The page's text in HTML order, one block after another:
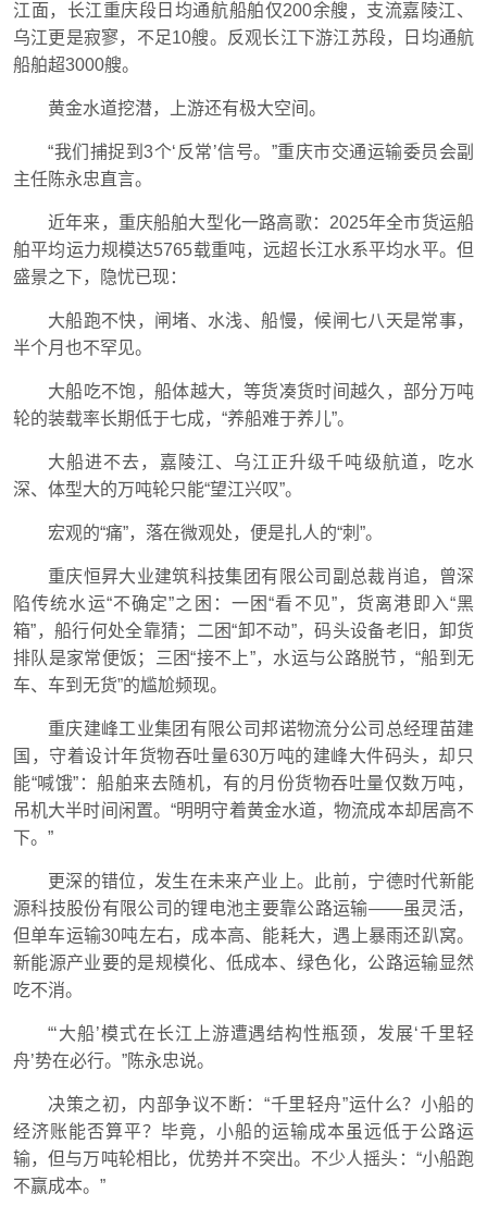
江面，长江重庆段日均通航船舶仅200余艘，支流嘉陵江、
乌江更是寂寥，不足10艘。反观长江下游江苏段，日均通航
船舶超3000艘。
黄金水道挖潜，上游还有极大空间。
“我们捕捉到3个‘反常’信号。”重庆市交通运输委员会副
主任陈永忠直言。
近年来，重庆船舶大型化一路高歌：2025年全市货运船
舶平均运力规模达5765载重吨，远超长江水系平均水平。但
盛景之下，隐忧已现：
大船跑不快，闸堵、水浅、船慢，候闸七八天是常事，
半个月也不罕见。
大船吃不饱，船体越大，等货凑货时间越久，部分万吨
轮的装载率长期低于七成，“养船难于养儿”。
大船进不去，嘉陵江、乌江正升级千吨级航道，吃水
深、体型大的万吨轮只能“望江兴叹”。
宏观的“痛”，落在微观处，便是扎人的“刺”。
重庆恒昇大业建筑科技集团有限公司副总裁肖追，曾深
陷传统水运“不确定”之困：一困“看不见”，货离港即入“黑
箱”，船行何处全靠猜；二困“卸不动”，码头设备老旧，卸货
排队是家常便饭；三困“接不上”，水运与公路脱节，“船到无
车、车到无货”的尴尬频现。
重庆建峰工业集团有限公司邦诺物流分公司总经理苗建
国，守着设计年货物吞吐量630万吨的建峰大件码头，却只
能“喊饿”：船舶来去随机，有的月份货物吞吐量仅数万吨，
吊机大半时间闲置。“明明守着黄金水道，物流成本却居高不
下。”
更深的错位，发生在未来产业上。此前，宁德时代新能
源科技股份有限公司的锂电池主要靠公路运输——虽灵活，
但单车运输30吨左右，成本高、能耗大，遇上暴雨还趴窝。
新能源产业要的是规模化、低成本、绿色化，公路运输显然
吃不消。
“‘大船’模式在长江上游遭遇结构性瓶颈，发展‘千里轻
舟’势在必行。”陈永忠说。
决策之初，内部争议不断：“千里轻舟”运什么？小船的
经济账能否算平？毕竟，小船的运输成本虽远低于公路运
输，但与万吨轮相比，优势并不突出。不少人摇头：“小船跑
不赢成本。”